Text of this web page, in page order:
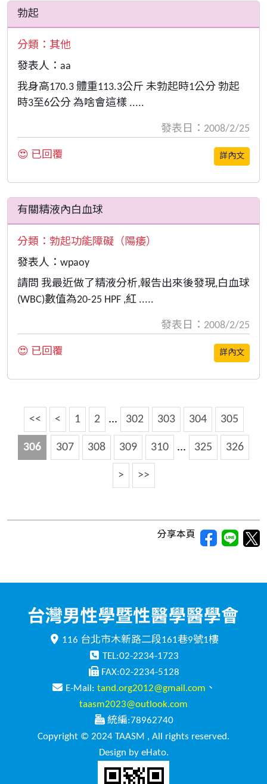
勃起
分類： 其他
發表人：aa
我身高170.3 體重113.3公斤 未勃起時1公分 勃起
時3至6公分 為啥會這樣 .....
發表日：2008/2/25
😍 已回覆 詳內文
有關精液內白血球
分類： 勃起功能障礙（陽痿）
發表人：wpaoy
請問 我最近做了精液分析,報告出來後發現,白血球
(WBC)數值為20-25 HPF ,紅 .....
發表日：2008/2/25
😍 已回覆 詳內文
<< < 1 2 ... 302 303 304 305
306 307 308 309 310 ... 325 326
> >>
分享本頁
116 台北市木新路二段161巷9號1樓
TEL:02-2234-1723
FAX:02-2234-5128
E-Mail: tand.org2012@gmail.com 、
taasm2023@outlook.com
統編:78962740
Copyright © 2024 TAASM , All rights reserved.
Design by eHato.